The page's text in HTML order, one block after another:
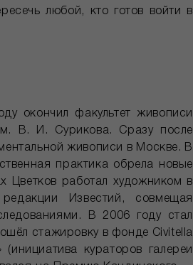
любой, кто готов войти в
окончил факультет живописи
им. В. И. Сурикова. Сразу после
живописи в Москве. В
практика обрела новые
Цветков работал художником в
Известий, совмещая
В 2006 году стал
стажировку в фонде Civitella
кураторов галереи